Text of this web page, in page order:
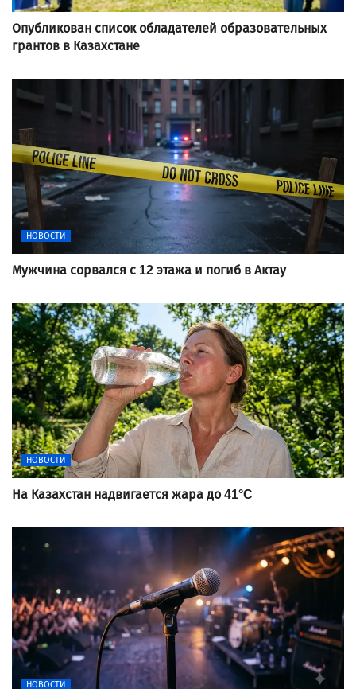
Опубликован список обладателей образовательных
грантов в Казахстане
НОВОСТИ
Мужчина сорвался с 12 этажа и погиб в Актау
НОВОСТИ
На Казахстан надвигается жара до 41°C
НОВОСТИ